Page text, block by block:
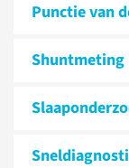
Punctie van
Shuntmeting